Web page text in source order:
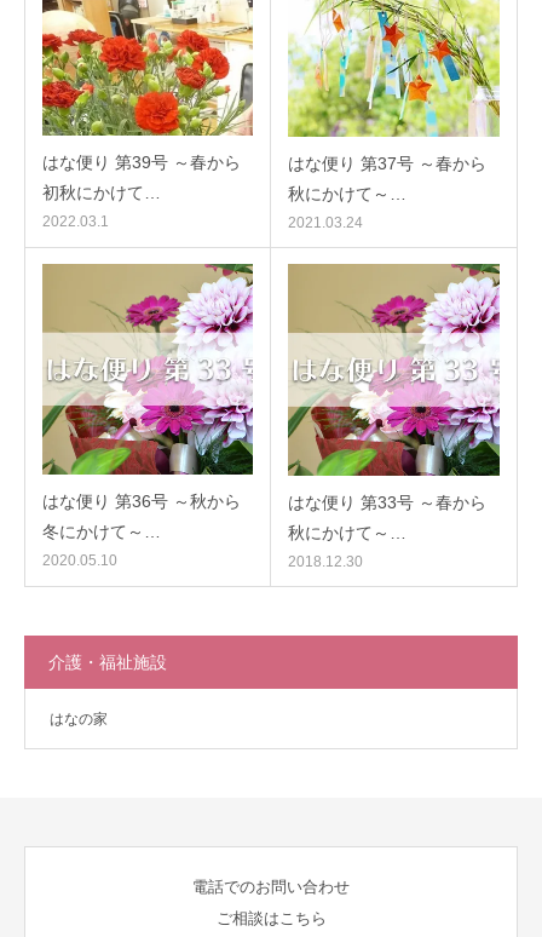
はな便り 第39号 ～春から
初秋にかけて…
2022.03.1
はな便り 第37号 ～春から
秋にかけて～…
2021.03.24
はな便り 第36号 ～秋から
冬にかけて～…
2020.05.10
はな便り 第33号 ～春から
秋にかけて～…
2018.12.30
介護・福祉施設
はなの家
電話でのお問い合わせ
ご相談はこちら